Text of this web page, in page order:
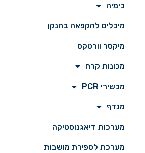
כימיה
מיכלים להקפאה בחנקן
מיקסר וורטקס
מכונות קרח
מכשירי PCR
מנדף
מערכות דיאגנוסטיקה
מערכת לספירת מושבות